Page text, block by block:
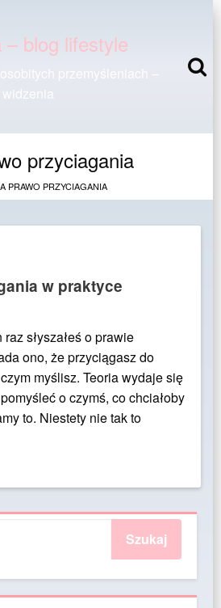
blog lifestyle
osobitych przemyśleniach –
przyciagania
PRAWO PRZYCIAGANIA
w praktyce
słyszałeś o prawie
ono, że przyciągasz do
myślisz. Teoria wydaje się
o czymś, co chciałoby
to. Niestety nie tak to